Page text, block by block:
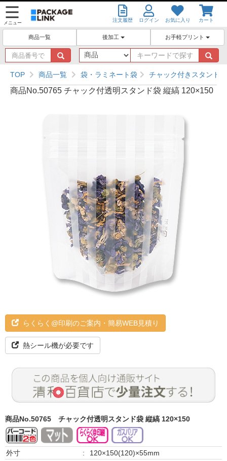
メニュー 注文履歴 ログイン お気に入り カート
商品一覧 後加工 お手軽プリント
商
品
番
号
で
キ
ー
ワ
ー
ド
TOP 商品一覧 袋・ラミネート袋 チャック付きスタンド
商品No.50765 チャック付透明スタンド袋 縦縞 120×150
らくらく@印刷のご案内・簡易WEB見積り
熱シール機が必要です
商品No.50765 チャック付透明スタンド袋 縦縞 120×150
外寸 :
120×150(120)×55mm